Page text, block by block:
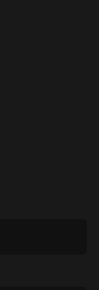
nueva)
nueva)